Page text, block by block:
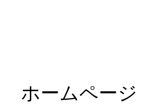
ホームペー